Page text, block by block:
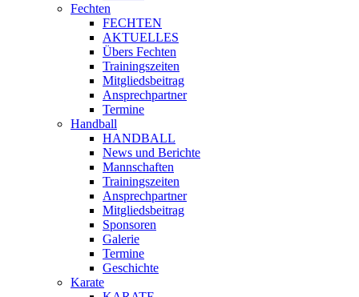
Fechten
FECHTEN
AKTUELLES
Übers Fechten
Trainingszeiten
Mitgliedsbeitrag
Ansprechpartner
Termine
Handball
HANDBALL
News und Berichte
Mannschaften
Trainingszeiten
Ansprechpartner
Mitgliedsbeitrag
Sponsoren
Galerie
Termine
Geschichte
Karate